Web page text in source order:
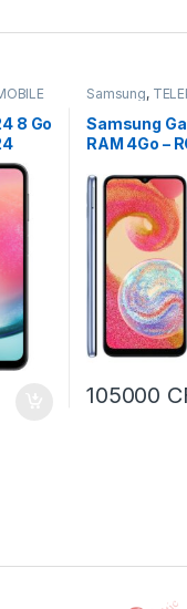
8 Go
ram
Samsung,
tablette
Samsung
RAM 4Go –
105000